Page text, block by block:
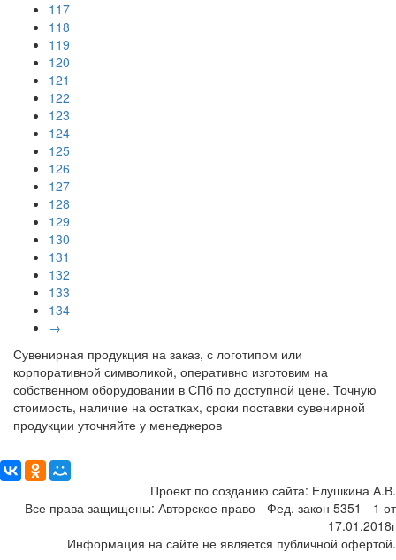
117
118
119
120
121
122
123
124
125
126
127
128
129
130
131
132
133
134
→
Сувенирная продукция на заказ, с логотипом или
корпоративной символикой, оперативно изготовим на
собственном оборудовании в СПб по доступной цене. Точную
стоимость, наличие на остатках, сроки поставки сувенирной
продукции уточняйте у менеджеров
Проект по созданию сайта: Елушкина А.В.
Все права защищены: Авторское право - Фед. закон 5351 - 1 от
17.01.2018г
Информация на сайте не является публичной офертой.